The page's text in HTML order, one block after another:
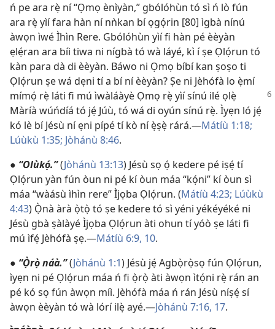
ń pe ara rẹ̀ ní “Ọmọ ènìyàn,” gbólóhùn tó sì ń lò fún
ara rẹ̀ yìí fara hàn ní nǹkan bí ọgọ́rin [80] ìgbà nínú
àwọn ìwé Ìhìn Rere. Gbólóhùn yìí fi hàn pé èèyàn
ẹlẹ́ran ara bíi tiwa ni nígbà tó wà láyé, kì í ṣe Ọlọ́run tó
kàn para dà di èèyàn. Báwo ni Ọmọ bíbí kan ṣoṣo ti
Ọlọ́run ṣe wá dẹni tí a bí ní èèyàn? Ṣe ni Jèhófà lo ẹ̀mí
mímọ́ rẹ̀ láti fi mú ìwàláàyè Ọmọ rẹ̀ yìísínú ilé ọlẹ̀
Màríà wúńdíá tó jẹ́ Júù, tó wá di oyún sínú rẹ̀. Ìyẹn ló jẹ́
kó lè bí Jésù ní ẹni pípé tí kò ní ẹ̀ṣẹ̀ rárá.—Mátíù 1:18;
Lúùkù 1:35; Jòhánù 8:46.
● “Olùkọ́.”(Jòhánù 13:13) Jésù sọ ọ́ kedere pé iṣẹ́ tí
Ọlọ́run yàn fún òun ni pé kí òun máa “kọ́ni” kí òun sì
máa “wàásù ìhìn rere” Ìjọba Ọlọ́run. (Mátíù 4:23; Lúùkù
4:43) Ọ̀nà àrà ọ̀tọ̀ tó ṣe kedere tó sì yéni yékéyéké ni
Jésù gbà ṣàlàyé Ìjọba Ọlọ́run àti ohun tí yóò ṣe láti fi
mú ìfẹ́ Jèhófà ṣẹ.—Mátíù 6:9, 10.
● “Ọ̀rọ̀ náà.”(Jòhánù 1:1) Jésù jẹ́ Agbọ̀rọ̀sọ fún Ọlọ́run,
ìyẹn ni pé Ọlọ́run máa ń fi ọ̀rọ̀ àti àwọn ìtọ́ni rẹ̀ rán an
pé kó sọ fún àwọn míì. Jèhófà máa ń rán Jésù níṣẹ́ sí
àwọn èèyàn tó wà lórí ilẹ̀ ayé.—Jòhánù 7:16, 17.